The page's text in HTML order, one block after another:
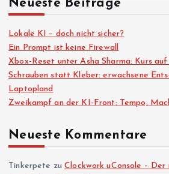
Neueste Beiträge
Lokale KI – doch nicht sicher?
Ein Prompt ist keine Firewall
Xbox-Reset unter Asha Sharma: Kurs auf
Schrauben statt Kleber: erwachsene
Laptopland
Zweikampf an der KI-Front: Tempo,
Neueste Kommentare
Tinkerpete zuClockwork uConsole –